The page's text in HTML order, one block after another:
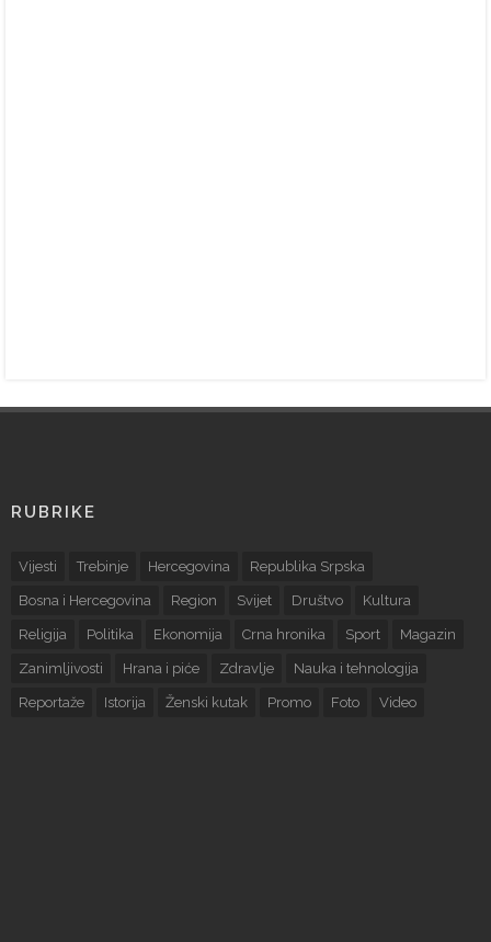
RUBRIKE
Vijesti Trebinje Hercegovina Republika Srpska
Bosna i Hercegovina Region Svijet Društvo Kultura
Religija Politika Ekonomija Crna hronika Sport Magazin
Zanimljivosti Hrana i piće Zdravlje Nauka i tehnologija
Reportaže Istorija Ženski kutak Promo Foto Video